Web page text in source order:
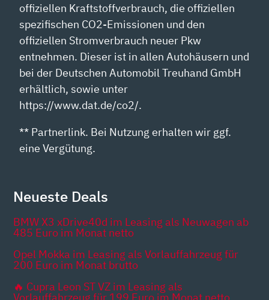
offiziellen Kraftstoffverbrauch, die offiziellen
spezifischen CO2-Emissionen und den
offiziellen Stromverbrauch neuer Pkw
entnehmen. Dieser ist in allen Autohäusern und
bei der Deutschen Automobil Treuhand GmbH
erhältlich, sowie unter
https://www.dat.de/co2/.
** Partnerlink. Bei Nutzung erhalten wir ggf.
eine Vergütung.
Neueste Deals
BMW X3 xDrive40d im Leasing als Neuwagen ab
485 Euro im Monat netto
Opel Mokka im Leasing als Vorlauffahrzeug für
200 Euro im Monat brutto
🔥 Cupra Leon ST VZ im Leasing als
Vorlauffahrzeug für 199 Euro im Monat netto